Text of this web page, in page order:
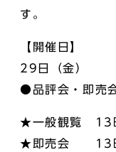
す。
【開催日】
29日（金）
●品評会・即売
★一般観覧 13
★即売会 13時